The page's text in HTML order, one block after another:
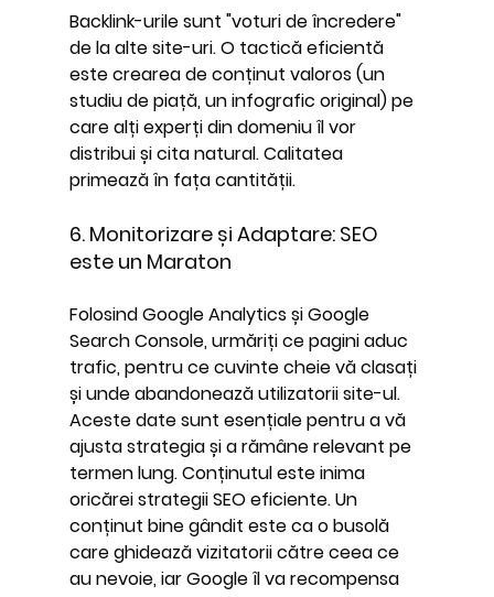
Backlink-urile sunt "voturi de încredere"
de la alte site-uri. O tactică eficientă
este crearea de conținut valoros (un
studiu de piață, un infografic original) pe
care alți experți din domeniu îl vor
distribui și cita natural. Calitatea
primează în fața cantității.
6. Monitorizare și Adaptare: SEO
este un Maraton
Folosind Google Analytics și Google
Search Console, urmăriți ce pagini aduc
trafic, pentru ce cuvinte cheie vă clasați
și unde abandonează utilizatorii site-ul.
Aceste date sunt esențiale pentru a vă
ajusta strategia și a rămâne relevant pe
termen lung. Conținutul este inima
oricărei strategii SEO eficiente. Un
conținut bine gândit este ca o busolă
care ghidează vizitatorii către ceea ce
au nevoie, iar Google îl va recompensa